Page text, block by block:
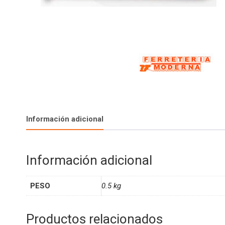
Información adicional
Información adicional
PESO 0.5 kg
Productos relacionados